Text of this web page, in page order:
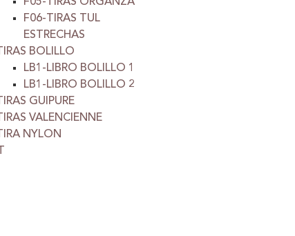
F06-TIRAS TUL
ESTRECHAS
TIRAS BOLILLO
LB1-LIBRO BOLILLO 1
LB1-LIBRO BOLILLO 2
TIRAS GUIPURE
TIRAS VALENCIENNE
TIRA NYLON